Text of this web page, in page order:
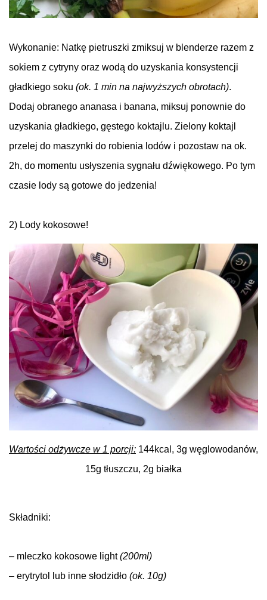
Wykonanie: Natkę pietruszki zmiksuj w blenderze razem z
sokiem z cytryny oraz wodą do uzyskania konsystencji
gładkiego soku (ok. 1 min na najwyższych obrotach).
Dodaj obranego ananasa i banana, miksuj ponownie do
uzyskania gładkiego, gęstego koktajlu. Zielony koktajl
przelej do maszynki do robienia lodów i pozostaw na ok.
2h, do momentu usłyszenia sygnału dźwiękowego. Po tym
czasie lody są gotowe do jedzenia!
2) Lody kokosowe!
Wartości odżywcze w 1 porcji: 144kcal, 3g węglowodanów,
15g tłuszczu, 2g białka
Składniki:
– mleczko kokosowe light(200ml)
– erytrytol lub inne słodzidło (ok. 10g)